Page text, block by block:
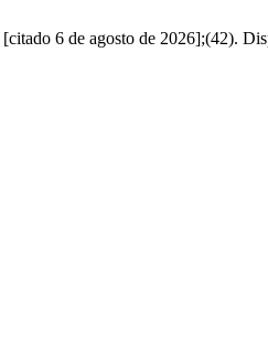
6 de agosto de 2026];(42).